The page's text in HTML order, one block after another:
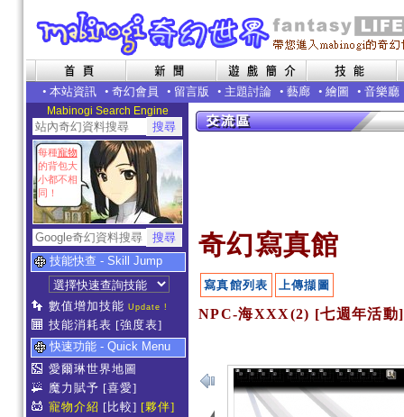
• 本站資訊 • 奇幻會員 • 留言版 • 主題討論 • 藝廊 • 繪圖 • 音樂廳
Mabinogi Search Engine
每種寵物
的背包大
小都不相
同！
技能快查 - Skill Jump
數值增加技能 Update !
技能消耗表 [強度表]
快速功能 - Quick Menu
愛爾琳世界地圖
魔力賦予 [喜愛]
寵物介紹 [比較] [夥伴]
奇幻寫真館
寫真館列表 上傳擷圖
NPC-海XXX(2) [七週年活動]